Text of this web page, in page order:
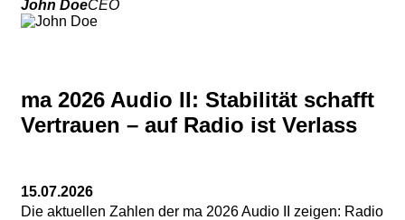
John DoeCEO
ma 2026 Audio II: Stabilität schafft
Vertrauen – auf Radio ist Verlass
15.07.2026
Die aktuellen Zahlen der ma 2026 Audio II zeigen: Radio